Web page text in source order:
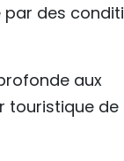
par des
aux
touristique de